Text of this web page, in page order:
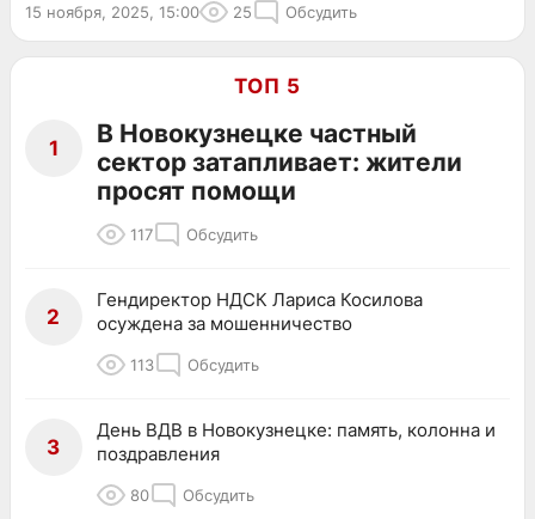
15 ноября, 2025, 15:00 25 Обсудить
ТОП 5
1
В Новокузнецке частный
сектор затапливает: жители
просят помощи
117 Обсудить
2
Гендиректор НДСК Лариса Косилова
осуждена за мошенничество
113 Обсудить
3
День ВДВ в Новокузнецке: память, колонна и
поздравления
80 Обсудить